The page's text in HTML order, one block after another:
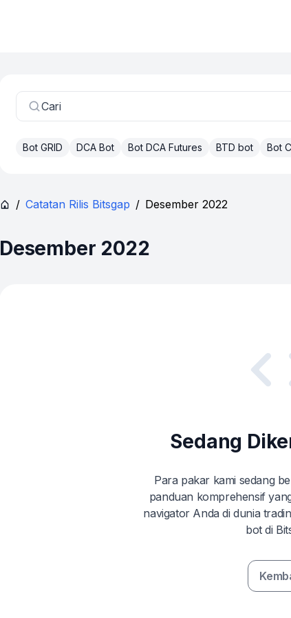
Cari
Bot GRID DCA Bot Bot DCA Futures BTD bot Bot
/ Catatan Rilis Bitsgap / Desember 2022
Desember 2022
Sedang
Para pakar kami sedang
panduan komprehensif
navigator Anda di dunia
bot di